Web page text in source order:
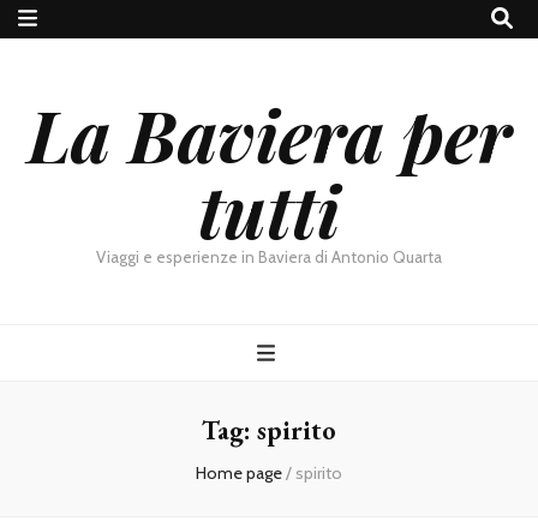
La Baviera per
tutti
Viaggi e esperienze in Baviera di Antonio Quarta
Tag: spirito
Home page/ spirito